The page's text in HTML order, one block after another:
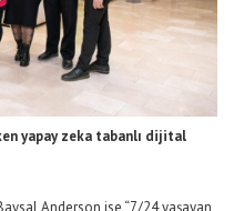
yapay zeka tabanlı dijital